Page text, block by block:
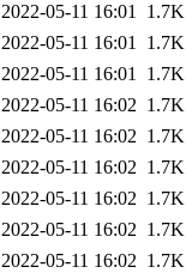
2022-05-11 16:01 1.7K
2022-05-11 16:01 1.7K
2022-05-11 16:01 1.7K
2022-05-11 16:02 1.7K
2022-05-11 16:02 1.7K
2022-05-11 16:02 1.7K
2022-05-11 16:02 1.7K
2022-05-11 16:02 1.7K
2022-05-11 16:02 1.7K